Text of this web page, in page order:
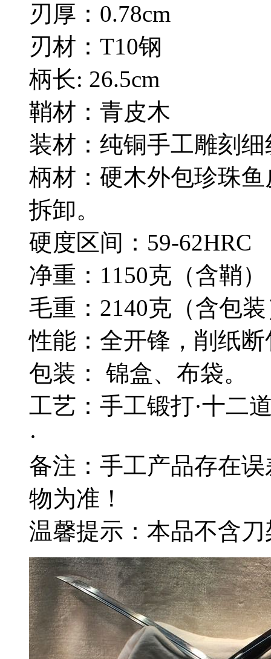
刃厚：0.78cm
刃材：T10钢
柄长: 26.5cm
鞘材：青皮木
装材：纯铜手工雕刻细
柄材：硬木外包珍珠
拆卸。
硬度区间：59-62HRC
净重：1150克（含鞘）
毛重：2140克（含包
性能：全开锋，削纸
包装： 锦盒、布袋。
工艺：手工锻打·十二
·
备注：手工产品存在
物为准！
温馨提示：本品不含